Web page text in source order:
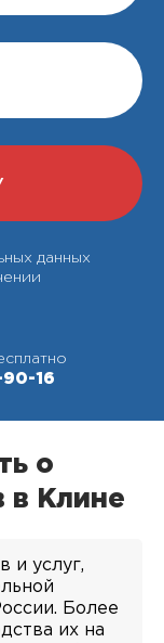
данных
16
о
в Клине
и услуг,
Более
их на